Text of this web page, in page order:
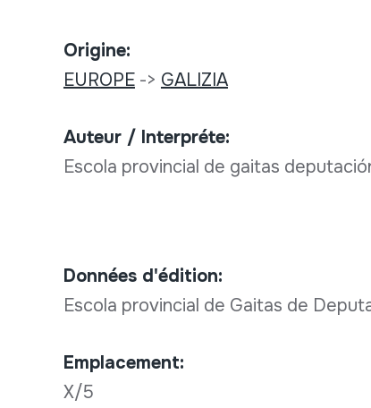
Origine:
EUROPE-> GALIZIA
Auteur / Interpréte:
Escola provincial de gaitas
Données d'édition:
Escola provincial de Gaitas de
Emplacement:
X/5